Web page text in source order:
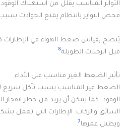
التواير المناسب يقلل من استهلاك
فحص التواير بانتظام يمنع الحوادث بسبب
يُنصح بقياس ضغط الهواء في الإطارات
قبل الرحلات الطويلة8
.
تأثير الضغط الغير مناسب على الأداء
الضغط غير المناسب يسبب تآكل سريع
الوقود. كما يمكن أن يزيد من خطر انفجار
السائق والركاب. الإطارات التي تعمل
ويطيل عمرها7
.